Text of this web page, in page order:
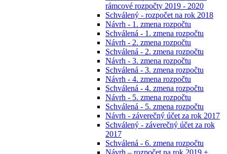
rámcové rozpočty 2019 - 2020
Schválený - rozpočet na rok 2018
Návrh - 1. zmena rozpočtu
Schválená - 1. zmena rozpočtu
Návrh - 2. zmena rozpočtu
Schválená - 2. zmena rozpočtu
Návrh - 3. zmena rozpočtu
Schválená - 3. zmena rozpočtu
Návrh - 4. zmena rozpočtu
Schválená - 4. zmena rozpočtu
Návrh - 5. zmena rozpočtu
Schválená - 5. zmena rozpočtu
Návrh - záverečný účet za rok 2017
Schválený - záverečný účet za rok
2017
Schválená - 6. zmena rozpočtu
Návrh – rozpočet na rok 2019 +